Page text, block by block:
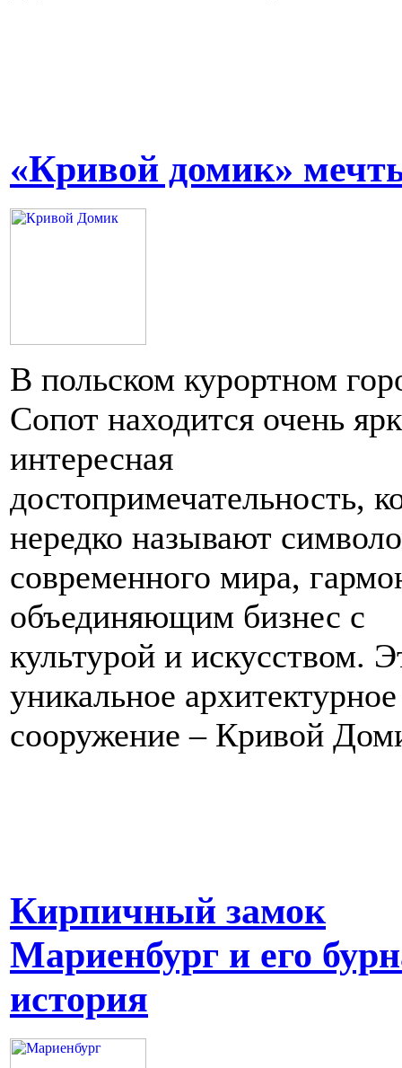
«Кривой домик»
В польском курортном
Сопот находится очень
интересная
достопримечательность,
нередко называют
современного мира,
объединяющим бизнес с
культурой и искусством.
уникальное архитектурное
сооружение – Кривой
Кирпичный замок
Мариенбург и его
история